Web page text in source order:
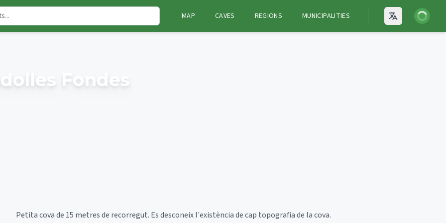
MAP CAVES REGIONS MUNICIPALITIES Open
Login
Fondes
Petita cova de 15 metres de recorregut. Es desconeix l'existència de cap topografia de la cova.